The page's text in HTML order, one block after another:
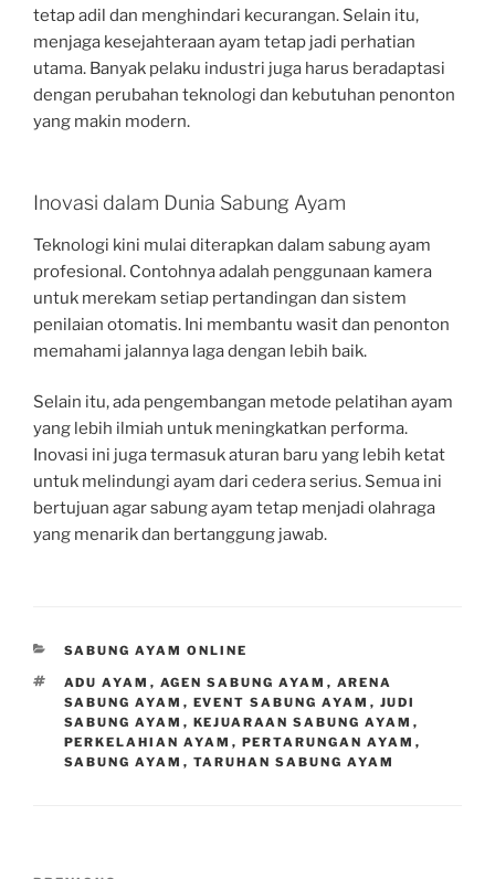
tetap adil dan menghindari kecurangan. Selain itu,
menjaga kesejahteraan ayam tetap jadi perhatian
utama. Banyak pelaku industri juga harus beradaptasi
dengan perubahan teknologi dan kebutuhan penonton
yang makin modern.
Inovasi dalam Dunia Sabung Ayam
Teknologi kini mulai diterapkan dalam sabung ayam
profesional. Contohnya adalah penggunaan kamera
untuk merekam setiap pertandingan dan sistem
penilaian otomatis. Ini membantu wasit dan penonton
memahami jalannya laga dengan lebih baik.
Selain itu, ada pengembangan metode pelatihan ayam
yang lebih ilmiah untuk meningkatkan performa.
Inovasi ini juga termasuk aturan baru yang lebih ketat
untuk melindungi ayam dari cedera serius. Semua ini
bertujuan agar sabung ayam tetap menjadi olahraga
yang menarik dan bertanggung jawab.
CATEGORIES
SABUNG AYAM ONLINE
TAGS
ADU AYAM , AGEN SABUNG AYAM , ARENA
SABUNG AYAM , EVENT SABUNG AYAM , JUDI
SABUNG AYAM , KEJUARAAN SABUNG AYAM ,
PERKELAHIAN AYAM , PERTARUNGAN AYAM ,
SABUNG AYAM , TARUHAN SABUNG AYAM